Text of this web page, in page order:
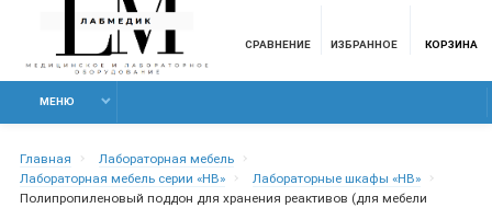
СРАВНЕНИЕ ИЗБРАННОЕ КОРЗИНА
МЕНЮ
Главная
Лабораторная мебель
Лабораторная мебель серии «НВ»
Лабораторные шкафы «НВ»
Полипропиленовый поддон для хранения реактивов (для мебели